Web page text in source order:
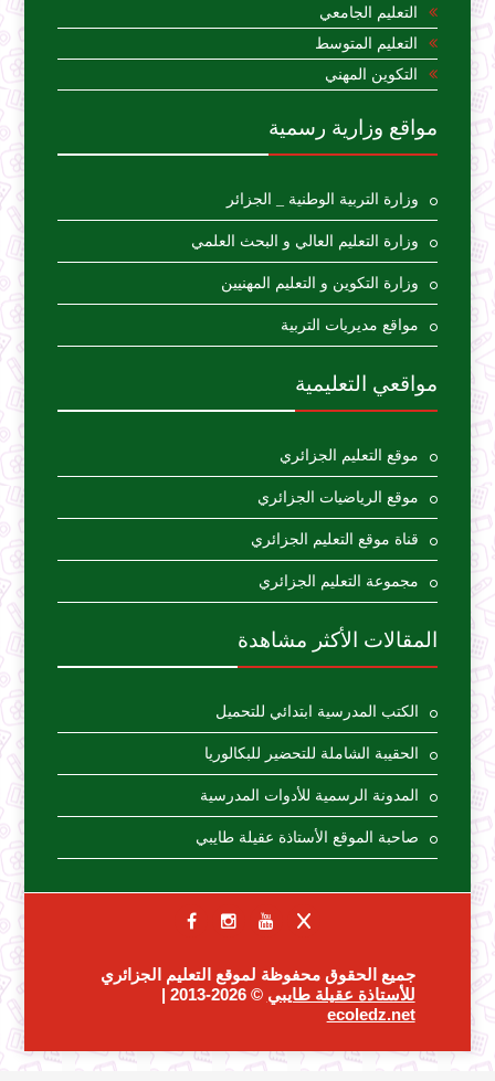
التعليم الجامعي
التعليم المتوسط
التكوين المهني
مواقع وزارية رسمية
وزارة التربية الوطنية _ الجزائر
وزارة التعليم العالي و البحث العلمي
وزارة التكوين و التعليم المهنيين
مواقع مديريات التربية
مواقعي التعليمية
موقع التعليم الجزائري
موقع الرياضيات الجزائري
قناة موقع التعليم الجزائري
مجموعة التعليم الجزائري
المقالات الأكثر مشاهدة
الكتب المدرسية ابتدائي للتحميل
الحقيبة الشاملة للتحضير للبكالوريا
المدونة الرسمية للأدوات المدرسية
صاحبة الموقع الأستاذة عقيلة طايبي
جميع الحقوق محفوظة لموقع التعليم الجزائري
للأستاذة عقيلة طايبي © 2026-2013 |
ecoledz.net